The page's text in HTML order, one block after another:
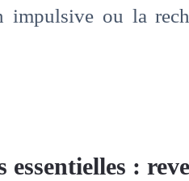
impulsive ou la
: